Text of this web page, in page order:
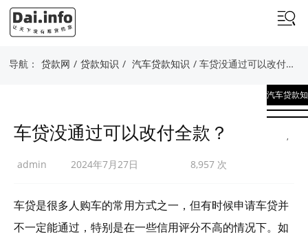
导航： 贷款网 / 贷款知识 / 汽车贷款知识 / 车贷没通过可以改付全款？
汽车贷款知
识
,
车贷没通过可以改付全款？
admin 2024年7月27日 8,957 次
车贷是很多人购车的常用方式之一，但有时候申请车贷并
不一定能通过，特别是在一些信用评分不高的情况下。如